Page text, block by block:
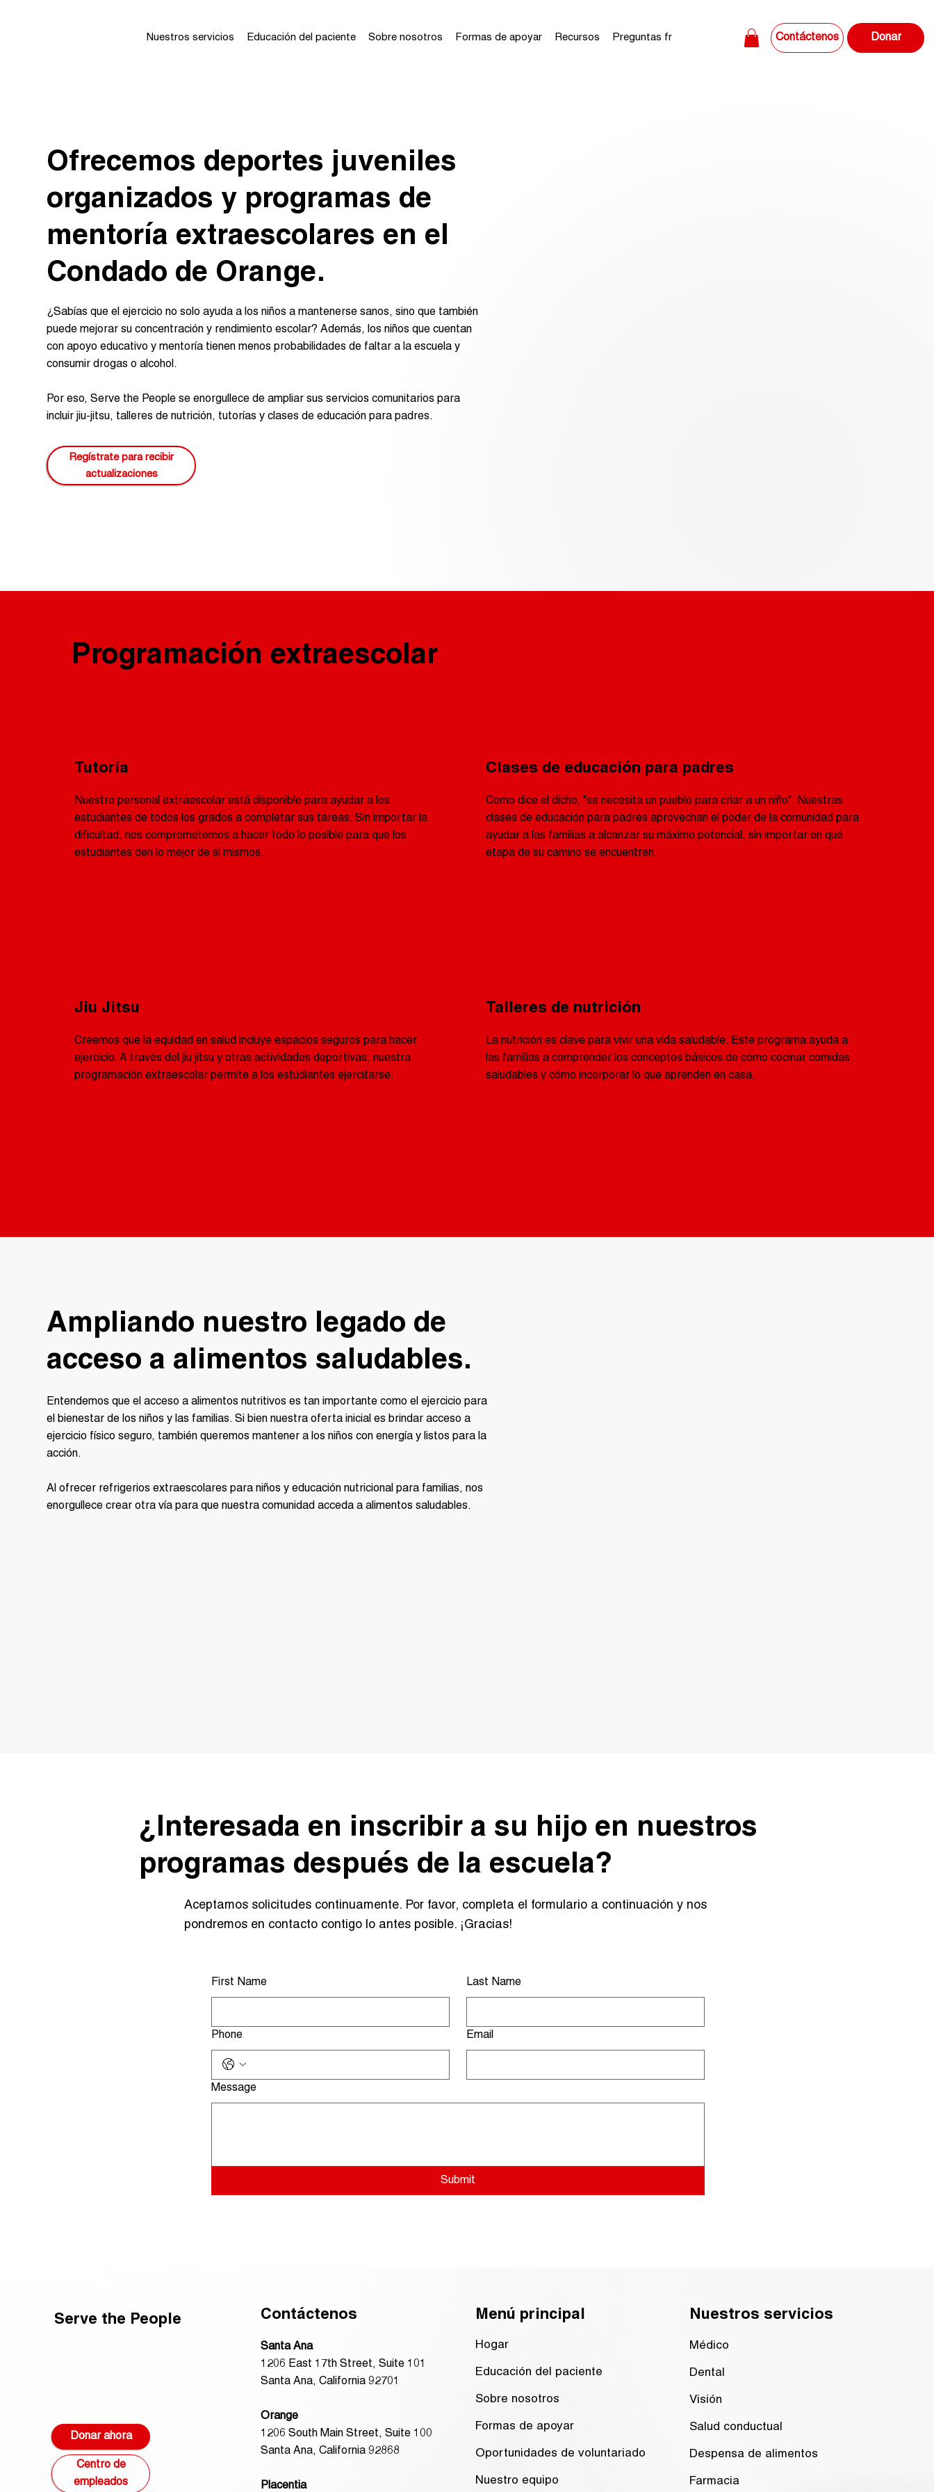
Nuestros servicios Educación del paciente Sobre nosotros Formas de apoyar Recursos Preguntas frecuentes Contáctenos Encuéntranos en las redes
Contáctenos Donar
Ofrecemos deportes juveniles
organizados y programas de
mentoría extraescolares en el
Condado de Orange.
¿Sabías que el ejercicio no solo ayuda a los niños a mantenerse sanos, sino que también
puede mejorar su concentración y rendimiento escolar? Además, los niños que cuentan
con apoyo educativo y mentoría tienen menos probabilidades de faltar a la escuela y
consumir drogas o alcohol.
Por eso, Serve the People se enorgullece de ampliar sus servicios comunitarios para
incluir jiu-jitsu, talleres de nutrición, tutorías y clases de educación para padres.
Regístrate para recibir
actualizaciones
Programación extraescolar
Tutoría
Nuestro personal extraescolar está disponible para ayudar a los
estudiantes de todos los grados a completar sus tareas. Sin importar la
dificultad, nos comprometemos a hacer todo lo posible para que los
estudiantes den lo mejor de sí mismos.
Clases de educación para padres
Como dice el dicho, "se necesita un pueblo para criar a un niño". Nuestras
clases de educación para padres aprovechan el poder de la comunidad para
ayudar a las familias a alcanzar su máximo potencial, sin importar en qué
etapa de su camino se encuentren.
Jiu Jitsu
Creemos que la equidad en salud incluye espacios seguros para hacer
ejercicio. A través del jiu jitsu y otras actividades deportivas, nuestra
programación extraescolar permite a los estudiantes ejercitarse.
Talleres de nutrición
La nutrición es clave para vivir una vida saludable. Este programa ayuda a
las familias a comprender los conceptos básicos de cómo cocinar comidas
saludables y cómo incorporar lo que aprenden en casa.
Ampliando nuestro legado de
acceso a alimentos saludables.
Entendemos que el acceso a alimentos nutritivos es tan importante como el ejercicio para
el bienestar de los niños y las familias. Si bien nuestra oferta inicial es brindar acceso a
ejercicio físico seguro, también queremos mantener a los niños con energía y listos para la
acción.
Al ofrecer refrigerios extraescolares para niños y educación nutricional para familias, nos
enorgullece crear otra vía para que nuestra comunidad acceda a alimentos saludables.
¿Interesada en inscribir a su hijo en nuestros
programas después de la escuela?
Aceptamos solicitudes continuamente. Por favor, completa el formulario a continuación y nos
pondremos en contacto contigo lo antes posible. ¡Gracias!
First Name Last Name
Phone Email
Message
Submit
Contáctenos
Santa Ana
1206 East 17th Street, Suite 101
Santa Ana, California 92701
Orange
1206 South Main Street, Suite 100
Santa Ana, California 92868
Placentia
Menú principal
Hogar
Educación del paciente
Sobre nosotros
Formas de apoyar
Oportunidades de voluntariado
Nuestro equipo
Nuestros servicios
Médico
Dental
Visión
Salud conductual
Despensa de alimentos
Farmacia
Serve the People
Donar ahora
Centro de
empleados